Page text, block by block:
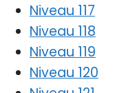
Niveau 117
Niveau 118
Niveau 119
Niveau 120